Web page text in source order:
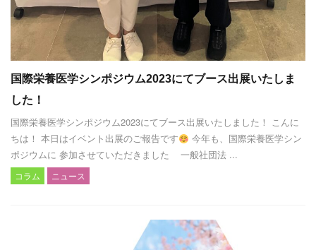
国際栄養医学シンポジウム2023にてブース出展いたしま
した！
国際栄養医学シンポジウム2023にてブース出展いたしました！ こんに
ちは！ 本日はイベント出展のご報告です
今年も、国際栄養医学シン
ポジウムに 参加させていただきました 一般社団法 ...
コラム ニュース